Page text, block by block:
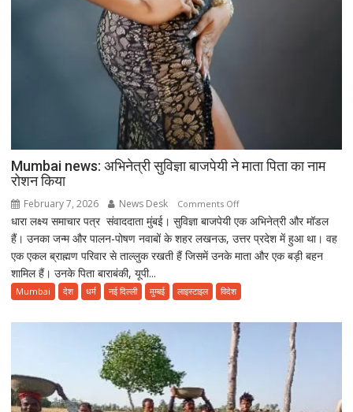
Mumbai news: अभिनेत्री सुविज्ञा बाजपेयी ने माता पिता का नाम
रोशन किया
February 7, 2026 News Desk Comments Offon
Mumbai
news:
अभिनेत्री
बाजपेयी
माता
पिता
का
रोशन
धारा लक्ष्य समाचार पत्र संवाददाता मुंबई। सुविज्ञा बाजपेयी एक अभिनेत्री और मॉडल
हैं। उनका जन्म और पालन-पोषण नवाबों के शहर लखनऊ, उत्तर प्रदेश में हुआ था। वह
एक एकल ब्राह्मण परिवार से ताल्लुक रखती हैं जिसमें उनके माता और एक बड़ी बहन
शामिल हैं। उनके पिता बाराबंकी, यूपी...
Mumbai देश धर्म नई दिल्ली मुम्बई लाइस्टाइल विदेश